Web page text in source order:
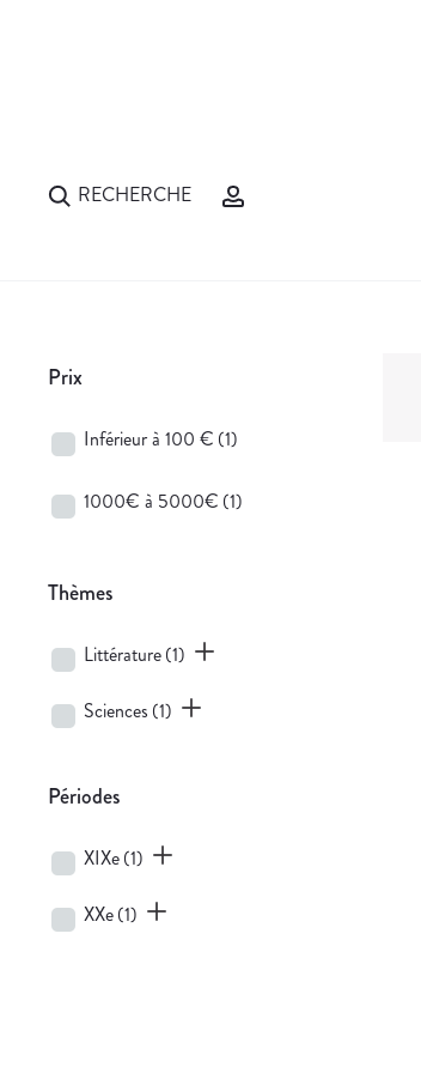
RECHERCHE
Prix
Inférieur à 100 € (1)
1000€ à 5000€ (1)
Thèmes
Littérature(1)
Sciences (1)
Périodes
XIXe(1)
XXe(1)